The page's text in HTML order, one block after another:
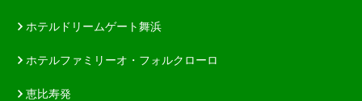
ホテルドリームゲート舞浜
ホテルファミリーオ・フォルクローロ
恵比寿発